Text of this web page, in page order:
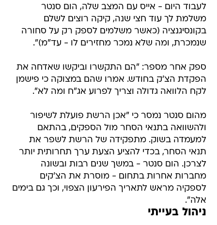
לעבוד היום - אייס עם המצב שלה, הום סנטר
משלמת לך עוד חצי שנה, קיקה רוצים לשלם
בקונסיגנציה (כאשר משלמים לספק רק על סחורה
שנמכרת, ומה שלא נמכר מחזירים לו - עד"מ)".
ספק אחר מספר: "הם התקשרו וביקשו שאדחה את
הפקדת הצ'ק בחודש. אמרו שהם במצוקה כי פישמן
לקח הלוואה גדולה וצריך לפרוע אג"ח ומה לא".
מהום סנטר נמסר כי "אכן הרשת פועלת לשיפור
ולהשוואה בתנאי הסחר מול הספקים, בהתאם
למעמדה בשוק. מתפקידה של הרשת לשפר את
תנאי הסחר, בכדי להציע הצעת ערך תחרותית יותר
לצרכן. הום סנטר - במשך שנים רבות ובשונה
מחברות אחרות בתחום - מוסרת את הצ'קים
לספקיה מראש לתאריך הפירעון הצפוי, וכך גם בימים
אלה".
ניהול בעייתי